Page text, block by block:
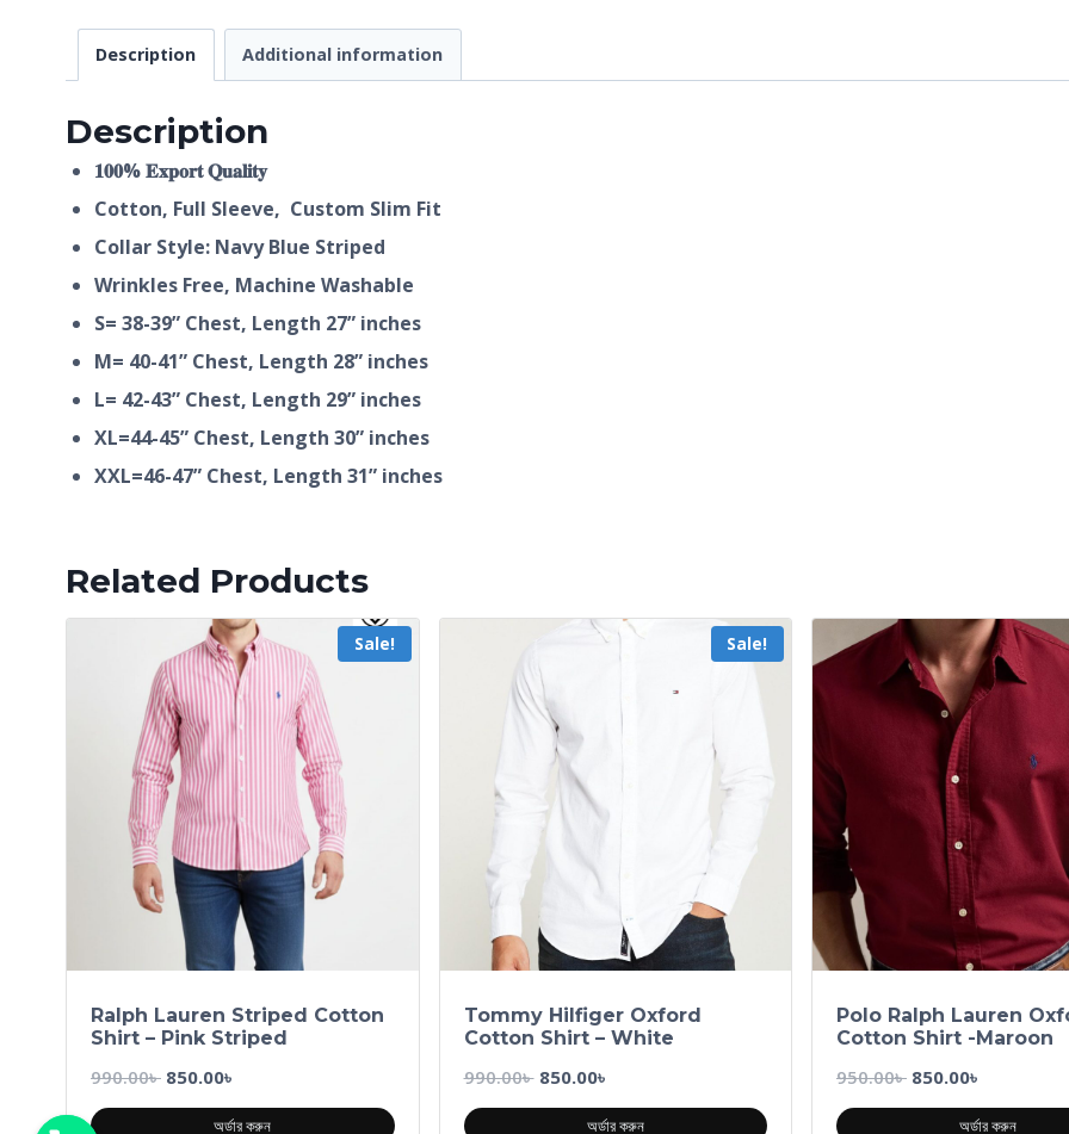
Description Additional information
Description
𝟏𝟎𝟎% 𝐄𝐱𝐩𝐨𝐫𝐭 𝐐𝐮𝐚𝐥𝐢𝐭𝐲
Cotton, Full Sleeve, Custom Slim Fit
Collar Style: Navy Blue Striped
Wrinkles Free, Machine Washable
S= 38-39” Chest, Length 27” inches
M= 40-41” Chest, Length 28” inches
L= 42-43” Chest, Length 29” inches
XL=44-45” Chest, Length 30” inches
XXL=46-47” Chest, Length 31” inches
Related Products
Sale!
Ralph Lauren Striped Cotton
Shirt – Pink Striped
990.00৳ 850.00৳
অর্ডার করুন
Sale!
Tommy Hilfiger Oxford
Cotton Shirt – White
990.00৳ 850.00৳
অর্ডার করুন
Polo Ralph Lauren
Cotton Shirt -Maroon
950.00৳ 850.00৳
অর্ডার করুন